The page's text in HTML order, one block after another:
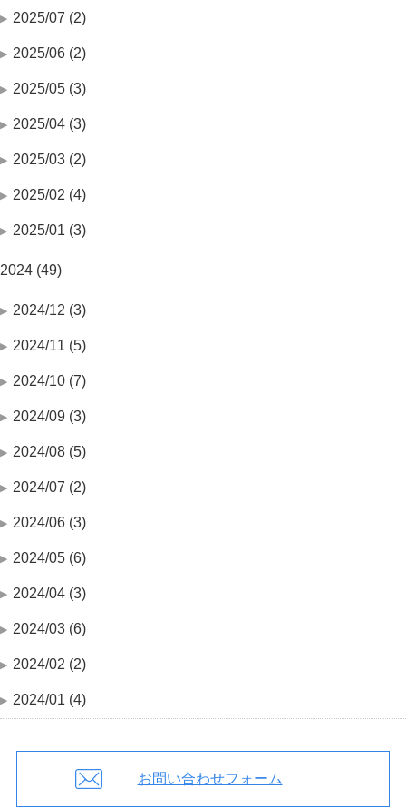
2025/07 (2)
2025/06 (2)
2025/05 (3)
2025/04 (3)
2025/03 (2)
2025/02 (4)
2025/01 (3)
2024 (49)
2024/12 (3)
2024/11 (5)
2024/10 (7)
2024/09 (3)
2024/08 (5)
2024/07 (2)
2024/06 (3)
2024/05 (6)
2024/04 (3)
2024/03 (6)
2024/02 (2)
2024/01 (4)
お問い合わせフォーム